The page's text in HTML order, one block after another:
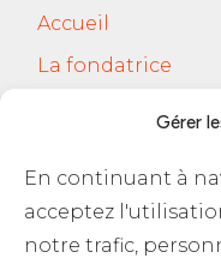
Gérer
En continuant à
acceptez
notre trafic,
Accueil
La fondatrice
Blog Les RH
Contact